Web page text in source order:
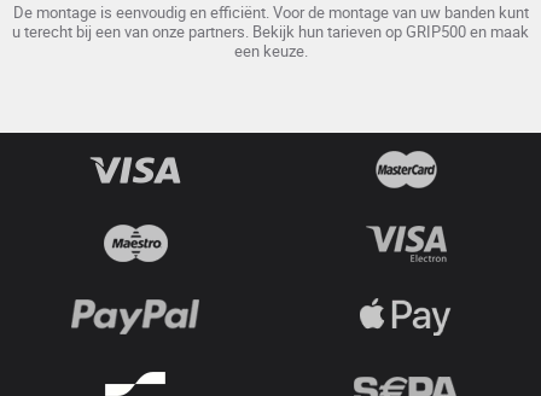
De montage is eenvoudig en efficiënt. Voor de montage van uw banden kunt
u terecht bij een van onze partners. Bekijk hun tarieven op GRIP500 en maak
een keuze.